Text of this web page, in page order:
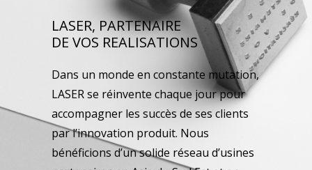
LASER, PARTENAIRE
DE VOS REALISATIONS
Dans un monde en constante mutation,
LASER se réinvente chaque jour pour
accompagner les succès de ses clients
par l’innovation produit. Nous
bénéficions d’un solide réseau d’usines